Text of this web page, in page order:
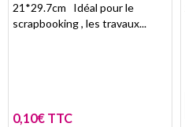
21*29.7cm Idéal pour le
scrapbooking , les travaux...
0,10€ TTC